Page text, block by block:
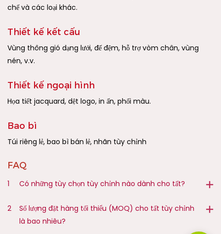
chế và các loại khác.
Thiết kế kết cấu
Vùng thông gió dạng lưới, đế đệm, hỗ trợ vòm chân, vùng
nén, v.v.
Thiết kế ngoại hình
Họa tiết jacquard, dệt logo, in ấn, phối màu.
Bao bì
Túi riêng lẻ, bao bì bán lẻ, nhãn tùy chỉnh
FAQ
1 Có những tùy chọn tùy chỉnh nào dành cho tất?
2
Số lượng đặt hàng tối thiểu (MOQ) cho tất tùy chỉnh
là bao nhiêu?